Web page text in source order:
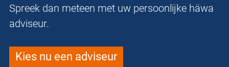
Spreek dan meteen met uw persoonlijke häwa
adviseur.
Kies nu een adviseur